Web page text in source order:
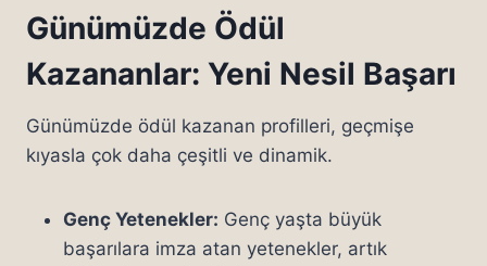
Günümüzde Ödül
Kazananlar: Yeni Nesil Başarı
Günümüzde ödül kazanan profilleri, geçmişe
kıyasla çok daha çeşitli ve dinamik.
Genç Yetenekler: Genç yaşta büyük
başarılara imza atan yetenekler, artık